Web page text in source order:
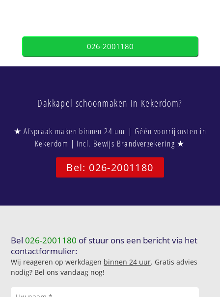
026-2001180
Dakkapel schoonmaken in Kekerdom?
★ Afspraak maken binnen 24 uur | Géén voorrijkosten in
Kekerdom | Incl. Bewijs Brandverzekering ★
Bel: 026-2001180
Bel026-2001180 of stuur ons een bericht via het
contactformulier:
Wij reageren op werkdagen binnen 24 uur. Gratis advies
nodig? Bel ons vandaag nog!